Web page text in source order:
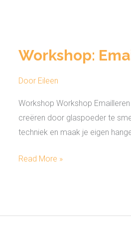
Workshop:
Door Eileen
Workshop Workshop
creëren door glaspoeder te
techniek en maak je eigen
kun
leren
Read More »